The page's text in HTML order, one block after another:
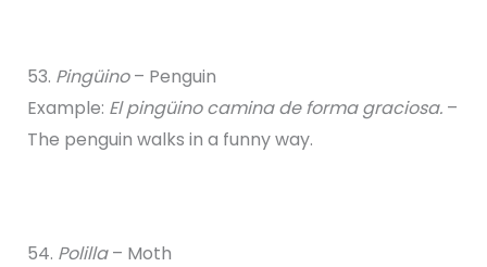
53. Pingüino– Penguin
Example: El pingüino camina de forma graciosa.–
The penguin walks in a funny way.
54. Polilla– Moth